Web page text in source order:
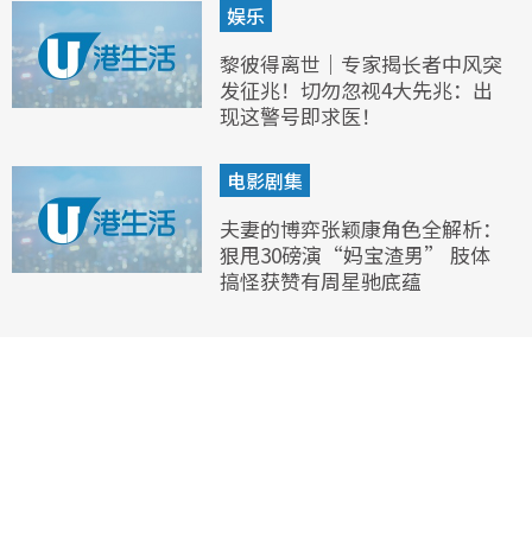
娱乐
黎彼得离世｜专家揭长者中风突
发征兆！切勿忽视4大先兆：出
现这警号即求医！
电影剧集
夫妻的博弈张颖康角色全解析：
狠甩30磅演“妈宝渣男” 肢体
搞怪获赞有周星驰底蕴